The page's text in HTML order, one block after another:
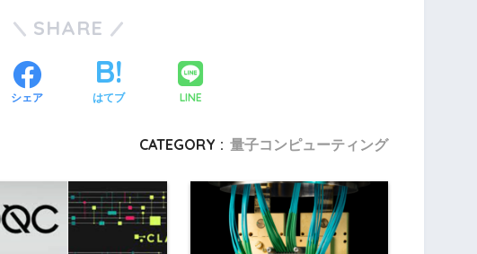
SHARE
シェア はてブ LINE
CATEGORY : 量子コンピューティング